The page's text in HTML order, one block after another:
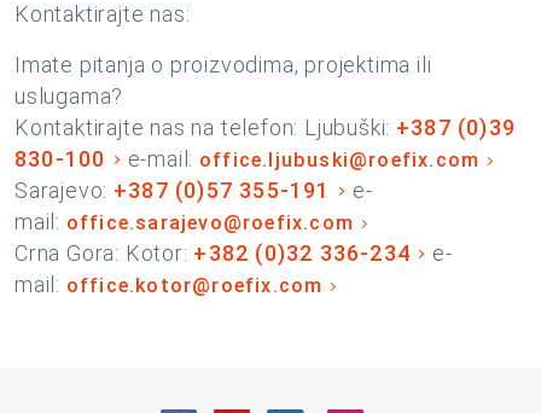
Kontaktirajte nas:
Imate pitanja o proizvodima, projektima ili
uslugama?
Kontaktirajte nas na telefon: Ljubuški: +387 (0)39
830-100
e-mail: office.ljubuski@roefix.com
Sarajevo: +387 (0)57 355-191
e-
mail: office.sarajevo@roefix.com
Crna Gora: Kotor: +382 (0)32 336-234
e-
mail: office.kotor@roefix.com